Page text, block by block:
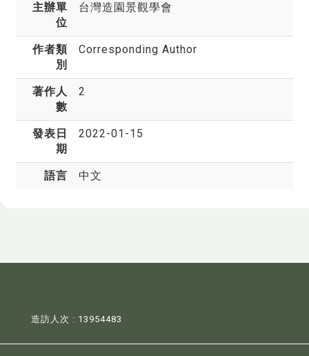
主辦單
位
台灣造園景觀學會
作者類
別
Corresponding Author
著作人
數
2
發表日
期
2022-01-15
語言 中文
造訪人次 : 13954483